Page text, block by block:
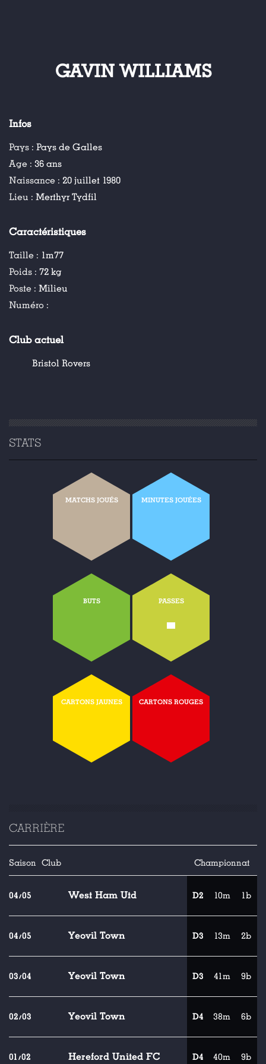
GAVIN WILLIAMS
Infos
Pays : Pays de Galles
Age : 36 ans
Naissance : 20 juillet 1980
Lieu : Merthyr Tydfil
Caractéristiques
Taille : 1m77
Poids : 72 kg
Poste : Milieu
Numéro :
Club actuel
Bristol Rovers
STATS
MATCHS JOUÉS MINUTES JOUÉES
BUTS PASSES
-
CARTONS JAUNES CARTONS ROUGES
CARRIÈRE
Saison Club Championnat
04/05 West Ham Utd D2 10m 1b
04/05 Yeovil Town D3 13m 2b
03/04 Yeovil Town D3 41m 9b
02/03 Yeovil Town D4 38m 6b
01/02 Hereford United FC D4 40m 9b